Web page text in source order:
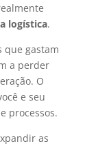
logística.
que gastam
a perder
O
e seu
processos.
as